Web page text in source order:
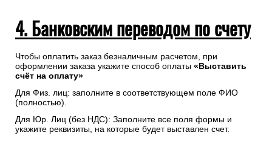
4. Банковским переводом по счету
Чтобы оплатить заказ безналичным расчетом, при
оформлении заказа укажите способ оплаты «Выставить
счёт на оплату»
Для Физ. лиц: заполните в соответствующем поле ФИО
(полностью).
Для Юр. Лиц (без НДС): Заполните все поля формы и
укажите реквизиты, на которые будет выставлен счет.